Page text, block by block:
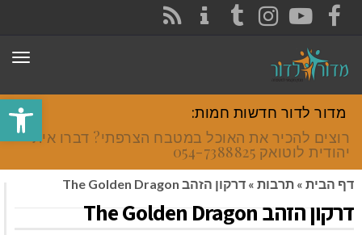
פתח
FACEBOOK
YOUTUBE
INSTAGRAM
TUMBLR
מדור לדור חדשות חמות:
רוצים להכיר את האוכל במטבח הצרפתי? דברו איתי
יהודית לוטואק 054-7388825.
דף הבית » תרבות » דרקון הזהב The Golden Dragon
דרקון הזהב The Golden Dragon